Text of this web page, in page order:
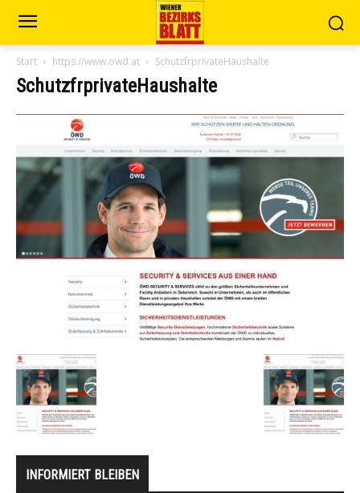
Start https://www.owd.at SchutzfrprivateHaushalte
SchutzfrprivateHaushalte
INFORMIERT BLEIBEN